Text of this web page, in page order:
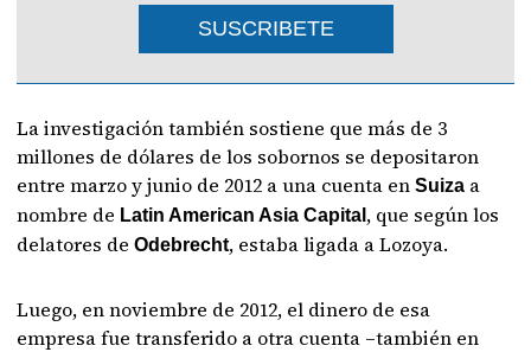
SUSCRIBETE
La investigación también sostiene que más de 3
millones de dólares de los sobornos se depositaron
entre marzo y junio de 2012 a una cuenta enSuiza a
nombre de Latin American Asia Capital , que según los
delatores deOdebrecht, estaba ligada a Lozoya.
Luego, en noviembre de 2012, el dinero de esa
empresa fue transferido a otra cuenta –también en